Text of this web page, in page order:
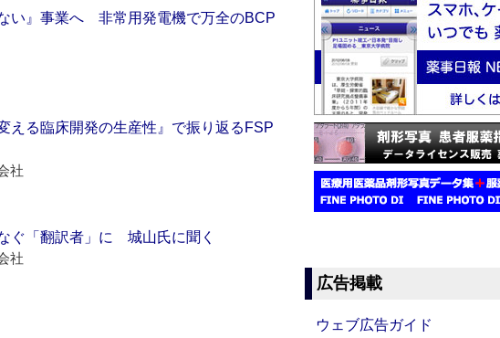
い』事業へ 非常用発電機で万全のBCP
える臨床開発の生産性』で振り返るFSP
社
ぐ「翻訳者」に 城山氏に聞く
社
広告掲載
ウェブ広告ガイド